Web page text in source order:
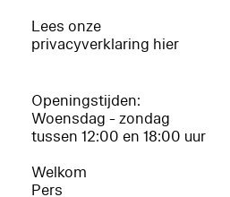
Lees onze
privacyverklaring hier
Openingstijden:
Woensdag - zondag
tussen 12:00 en 18:00 uur
Welkom
Pers